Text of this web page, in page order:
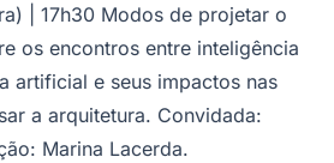
| 17h30 Modos de projetar o
os encontros entre inteligência
artificial e seus impactos nas
a arquitetura. Convidada:
Marina Lacerda.